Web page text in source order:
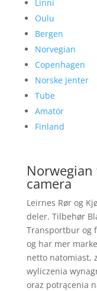
Linni
Oulu
Bergen
Norvegian
Copenhagen
Norske jenter
Tube
Amatör
Finland
camera
Leirnes Rør og
deler. Tilbehør
Transportbur og
og har mer
netto natomiast,
wyliczenia
oraz potrącenia